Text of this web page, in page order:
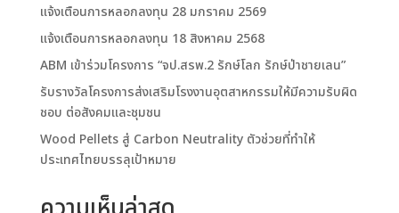
แจ้งเตือนการหลอกลงทุน 28 มกราคม 2569
แจ้งเตือนการหลอกลงทุน 18 สิงหาคม 2568
ABM เข้าร่วมโครงการ “จป.สรพ.2 รักษ์โลก รักษ์ป่าชายเลน”
รับรางวัลโครงการส่งเสริมโรงงานอุตสาหกรรมให้มีความรับผิด
ชอบ ต่อสังคมและชุมชน
Wood Pellets สู่ Carbon Neutrality ตัวช่วยที่ทำให้
ประเทศไทยบรรลุเป้าหมาย